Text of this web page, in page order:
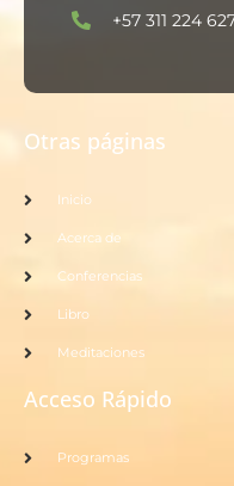
+57 311 224
Otras páginas
Inicio
Acerca de
Conferencias
Libro
Meditaciones
Acceso Rápido
Programas